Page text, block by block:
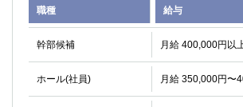
職種 給与
幹部候補 月給 400,000円以
ホール(社員) 月給 350,000円〜